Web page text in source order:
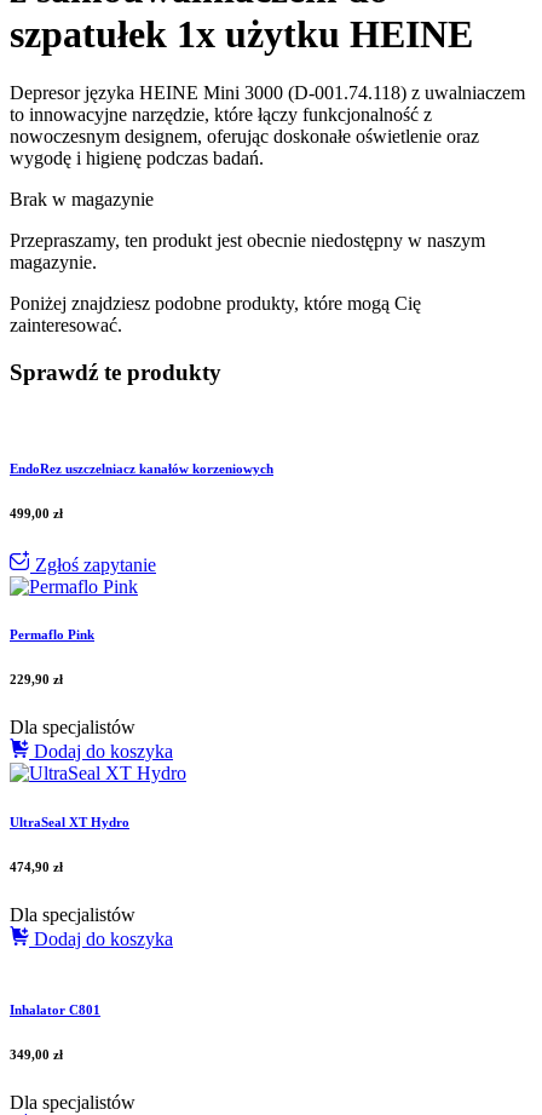
szpatułek 1x użytku HEINE
Depresor języka HEINE Mini 3000 (D-001.74.118) z uwalniaczem
to innowacyjne narzędzie, które łączy funkcjonalność z
nowoczesnym designem, oferując doskonałe oświetlenie oraz
wygodę i higienę podczas badań.
Brak w magazynie
Przepraszamy, ten produkt jest obecnie niedostępny w naszym
magazynie.
Poniżej znajdziesz podobne produkty, które mogą Cię
zainteresować.
Sprawdź te produkty
EndoRez uszczelniacz kanałów korzeniowych
499,00 zł
Zgłoś zapytanie
Permaflo Pink
229,90 zł
Dla specjalistów
Dodaj do koszyka
UltraSeal XT Hydro
474,90 zł
Dla specjalistów
Dodaj do koszyka
Inhalator C801
349,00 zł
Dla specjalistów